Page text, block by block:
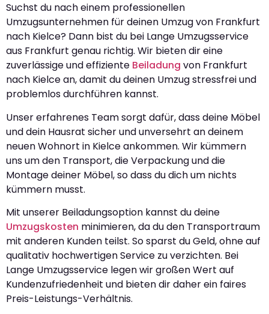
Suchst du nach einem professionellen
Umzugsunternehmen für deinen Umzug von Frankfurt
nach Kielce? Dann bist du bei Lange Umzugsservice
aus Frankfurt genau richtig. Wir bieten dir eine
zuverlässige und effiziente Beiladung von Frankfurt
nach Kielce an, damit du deinen Umzug stressfrei und
problemlos durchführen kannst.
Unser erfahrenes Team sorgt dafür, dass deine Möbel
und dein Hausrat sicher und unversehrt an deinem
neuen Wohnort in Kielce ankommen. Wir kümmern
uns um den Transport, die Verpackung und die
Montage deiner Möbel, so dass du dich um nichts
kümmern musst.
Mit unserer Beiladungsoption kannst du deine
Umzugskosten minimieren, da du den Transportraum
mit anderen Kunden teilst. So sparst du Geld, ohne auf
qualitativ hochwertigen Service zu verzichten. Bei
Lange Umzugsservice legen wir großen Wert auf
Kundenzufriedenheit und bieten dir daher ein faires
Preis-Leistungs-Verhältnis.